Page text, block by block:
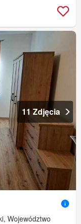
11 Zdjęcia
Województwo